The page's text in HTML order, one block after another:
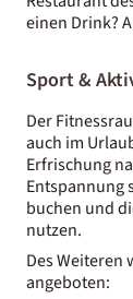
einen Drink?
Sport &
Der
auch im
Erfrischung
Entspannung
buchen und
nutzen.
Des Weiteren
angeboten: